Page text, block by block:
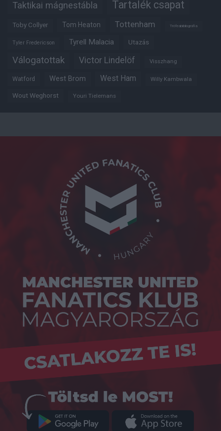
Taktikai mágnestábla Tartalék csapat
Toby Collyer Tom Heaton Tottenham Trófeabibliográfia
Tyler Fredericson Tyrell Malacia Utazás
Válogatottak Victor Lindelöf Visszhang
Watford West Brom West Ham Willy Kambwala
Wout Weghorst Youri Tielemans